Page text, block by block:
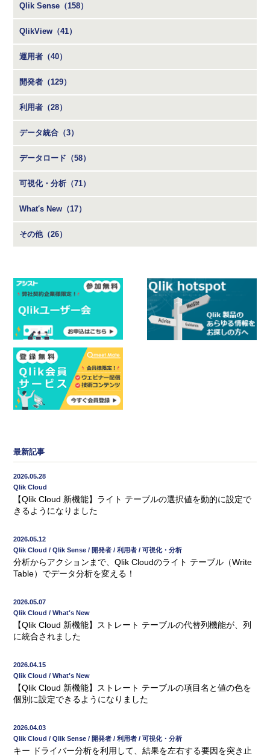
Qlik Sense（158）
QlikView（41）
運用者（40）
開発者（129）
利用者（28）
データ統合（3）
データロード（58）
可視化・分析（71）
What′s New（17）
その他（26）
最新記事
2026.05.28
Qlik Cloud
【Qlik Cloud 新機能】ライト テーブルの選択値を動的に設定で
きるようになりました
2026.05.12
Qlik Cloud / Qlik Sense / 開発者 / 利用者 / 可視化・分析
分析からアクションまで、Qlik Cloudのライト テーブル（Write
Table）でデータ分析を変える！
2026.05.07
Qlik Cloud / What′s New
【Qlik Cloud 新機能】ストレート テーブルの代替列機能が、列
に統合されました
2026.04.15
Qlik Cloud / What′s New
【Qlik Cloud 新機能】ストレート テーブルの項目名と値の色を
個別に設定できるようになりました
2026.04.03
Qlik Cloud / Qlik Sense / 開発者 / 利用者 / 可視化・分析
キー ドライバー分析を利用して、結果を左右する要因を突き止